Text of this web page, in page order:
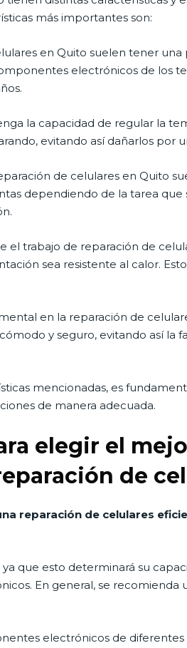
más importantes son:
en Quito suelen tener
electrónicos de los
la capacidad de regular la
evitando así dañarlos por
de celulares en Quito
dependiendo de la tarea que
el trabajo de reparación de
sea resistente al calor.
en la reparación de
y seguro, evitando así la
mencionadas, es
de manera adecuada.
elegir el
de
reparación de celulares
que esto determinará su
En general, se
electrónicos de